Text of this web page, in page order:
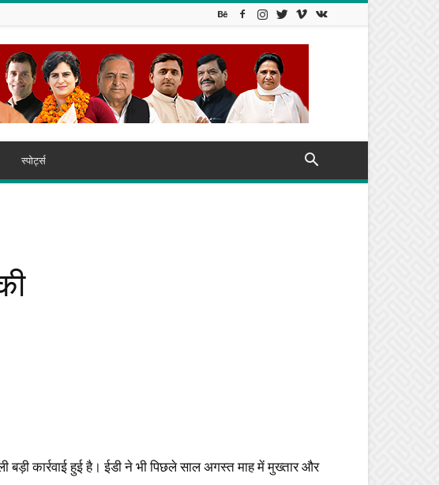
स्पोर्ट्स
कार्रवाई हुई है। ईडी ने भी पिछले साल अगस्त माह में मुख्तार और